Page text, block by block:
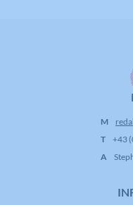
M
T
+43
A